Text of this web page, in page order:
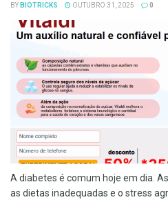
BY BIOTRICKS OUTUBRO 31, 2025 0
A diabetes é comum hoje em dia.
as dietas inadequadas e o stress